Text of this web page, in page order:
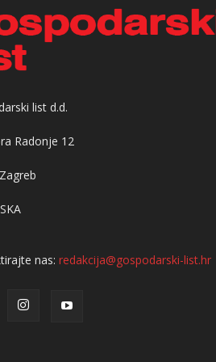
list d.d.
Radonje 12
nas: redakcija@gospodarski-list.hr